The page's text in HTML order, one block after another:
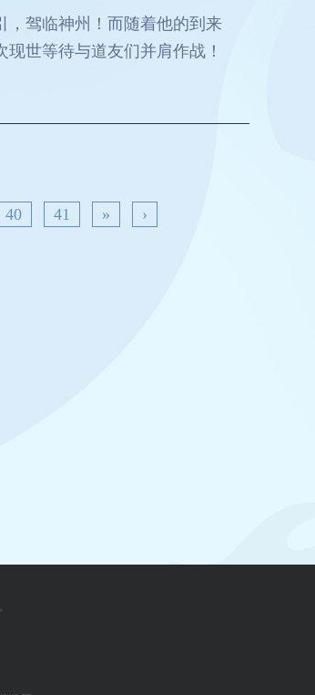
，驾临神州！而随着他的到来
世等待与道友们并肩作战！
40 41 » ›